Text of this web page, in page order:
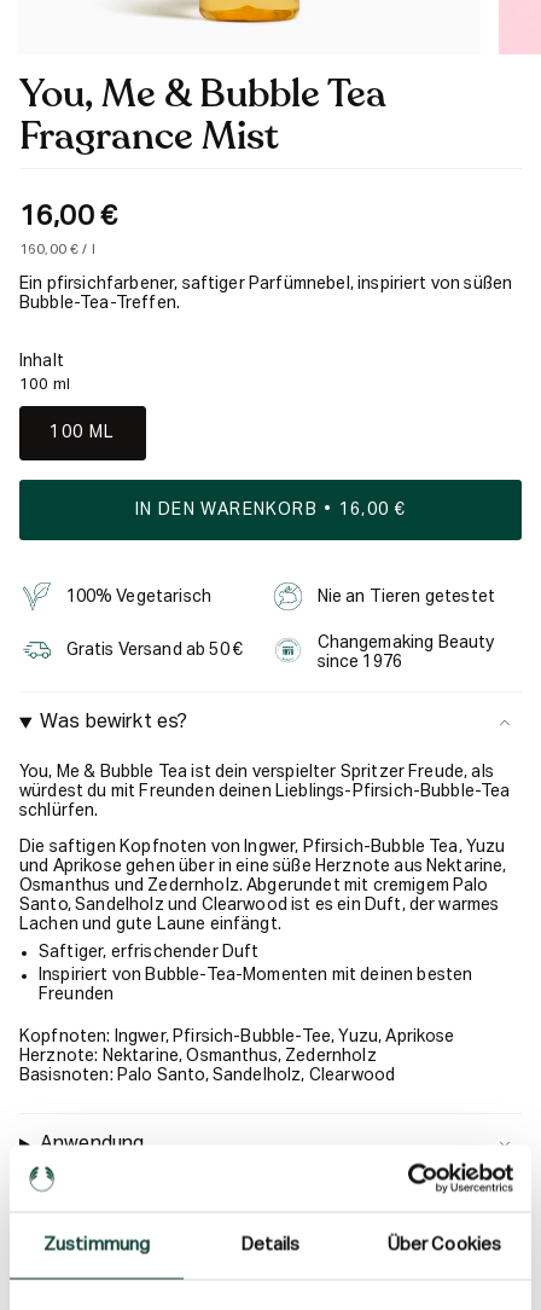
Zustimmung Details Über Cookies
You, Me & Bubble Tea
Fragrance Mist
16,00 €
Einheitspreis
160,00 € /pro
Ein pfirsichfarbener, saftiger Parfümnebel, inspiriert von süßen
Bubble-Tea-Treffen.
Inhalt
100 ml
100 ML
IN DEN WARENKORB 16,00 €
100% Vegetarisch Nie an Tieren getestet
Gratis Versand ab 50 €
Changemaking Beauty
since 1976
Was bewirkt es?
You, Me & Bubble Tea ist dein verspielter Spritzer Freude, als
würdest du mit Freunden deinen Lieblings-Pfirsich-Bubble-Tea
schlürfen.
Die saftigen Kopfnoten von Ingwer, Pfirsich-Bubble Tea, Yuzu
und Aprikose gehen über in eine süße Herznote aus Nektarine,
Osmanthus und Zedernholz. Abgerundet mit cremigem Palo
Santo, Sandelholz und Clearwood ist es ein Duft, der warmes
Lachen und gute Laune einfängt.
Saftiger, erfrischender Duft
Inspiriert von Bubble-Tea-Momenten mit deinen besten
Freunden
Kopfnoten: Ingwer, Pfirsich-Bubble-Tee, Yuzu, Aprikose
Herznote: Nektarine, Osmanthus, Zedernholz
Basisnoten: Palo Santo, Sandelholz, Clearwood
Anwendung